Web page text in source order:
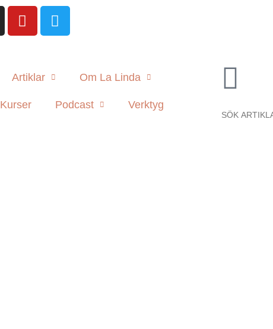
Artiklar Om La Linda
Kurser Podcast Verktyg